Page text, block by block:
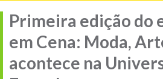
Primeira edição do
em Cena: Moda,
acontece na